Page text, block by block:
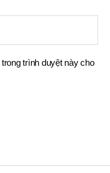
trình duyệt này cho